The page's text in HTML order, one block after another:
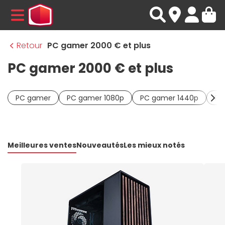
MENU
Retour PC gamer 2000 € et plus
PC gamer 2000 € et plus
PC gamer PC gamer 1080p PC gamer 1440p
Meilleures ventesNouveautésLes mieux notés